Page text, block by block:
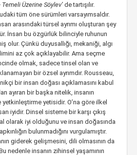
Üzerine Söylev’ de tartışılır.
tüm öne sürümleri varsayımsaldır.
arasındaki türsel ayrımı oluşturan şey
İnsan bu özgürlük bilinciyle ruhunun
olur. Çünkü duyusallığı, mekaniği, algı
az çok açıklayabilir. Ama seçme
olmak, sadece tinsel olan ve
bir özsel ayrımdır. Rousseau,
bir insan doğası açıklamasını kabul
ayıran bir başka nitelik, insanın
yetisidir. O’na göre ilkel
iyidir. Dinsel sisteme bir karşı çıkış
olarak iyi olduğunu ve insan doğasında
bulunmadığını vurgulamıştır.
giderek gelişmesini, dili olmasının da
nedenle insanın zihinsel yaşamının